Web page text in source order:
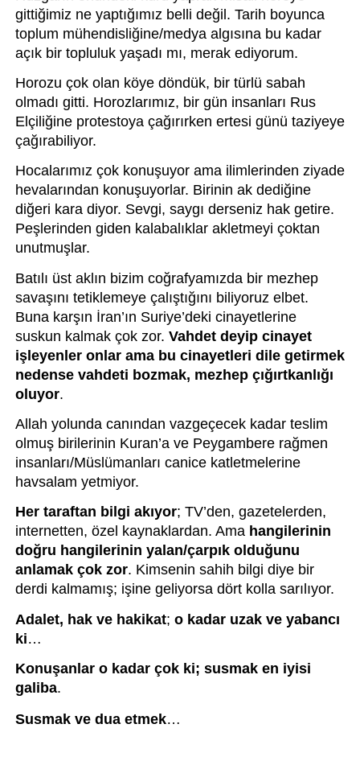
gittiğimiz ne yaptığımız belli değil. Tarih boyunca
toplum mühendisliğine/medya algısına bu kadar
açık bir topluluk yaşadı mı, merak ediyorum.
Horozu çok olan köye döndük, bir türlü sabah
olmadı gitti. Horozlarımız, bir gün insanları Rus
Elçiliğine protestoya çağırırken ertesi günü taziyeye
çağırabiliyor.
Hocalarımız çok konuşuyor ama ilimlerinden ziyade
hevalarından konuşuyorlar. Birinin ak dediğine
diğeri kara diyor. Sevgi, saygı derseniz hak getire.
Peşlerinden giden kalabalıklar akletmeyi çoktan
unutmuşlar.
Batılı üst aklın bizim coğrafyamızda bir mezhep
savaşını tetiklemeye çalıştığını biliyoruz elbet.
Buna karşın İran’ın Suriye’deki cinayetlerine
suskun kalmak çok zor. Vahdet deyip cinayet
işleyenler onlar ama bu cinayetleri dile getirmek
nedense vahdeti bozmak, mezhep çığırtkanlığı
oluyor.
Allah yolunda canından vazgeçecek kadar teslim
olmuş birilerinin Kuran’a ve Peygambere rağmen
insanları/Müslümanları canice katletmelerine
havsalam yetmiyor.
Her taraftan bilgi akıyor; TV’den, gazetelerden,
internetten, özel kaynaklardan. Ama hangilerinin
doğru hangilerinin yalan/çarpık olduğunu
anlamak çok zor. Kimsenin sahih bilgi diye bir
derdi kalmamış; işine geliyorsa dört kolla sarılıyor.
Adalet, hak ve hakikat; o kadar uzak ve yabancı
ki…
Konuşanlar o kadar çok ki; susmak en iyisi
galiba.
Susmak ve dua etmek…